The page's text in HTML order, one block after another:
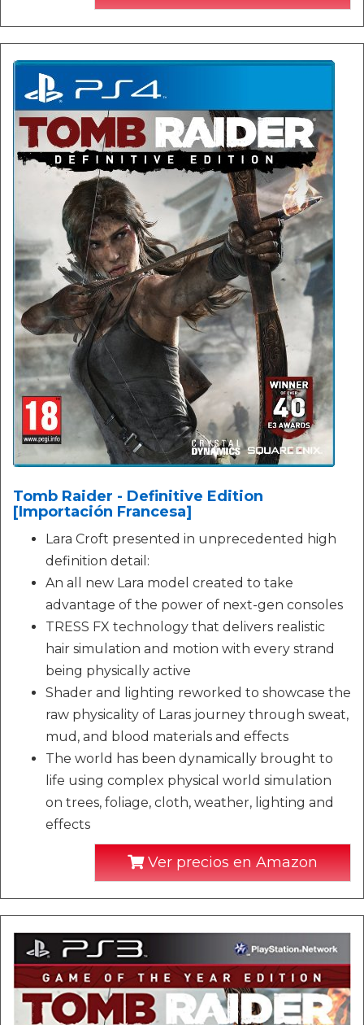
Tomb Raider - Definitive Edition
[Importación Francesa]
Lara Croft presented in unprecedented high
definition detail:
An all new Lara model created to take
advantage of the power of next-gen consoles
TRESS FX technology that delivers realistic
hair simulation and motion with every strand
being physically active
Shader and lighting reworked to showcase the
raw physicality of Laras journey through sweat,
mud, and blood materials and effects
The world has been dynamically brought to
life using complex physical world simulation
on trees, foliage, cloth, weather, lighting and
effects
Ver precios en Amazon